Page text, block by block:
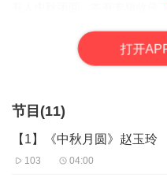
有人中秋团圆，本有专辑收录
【1】《中秋月圆》 赵玉玲
【2】《中秋月》 陈红
【5】《月下独酌》 张西岳
【6】《中秋》 赵小玲
【7】《中秋回家》 韦红艳
【8】《又到中秋》 史林岩
打开AP
节目(11)
【1】《中秋月圆》赵玉玲
103 04:00